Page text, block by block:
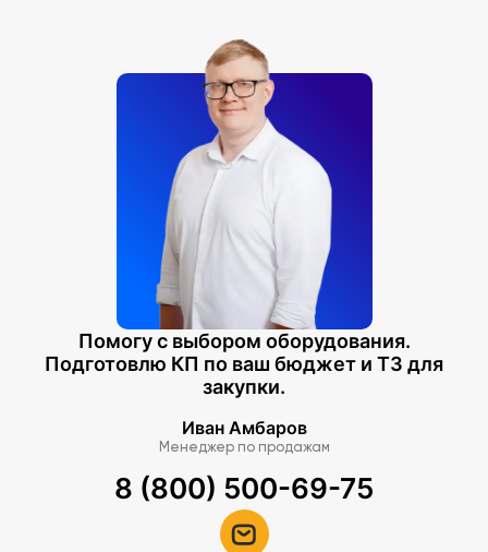
Помогу с выбором оборудования.
Подготовлю КП по ваш бюджет и ТЗ для
закупки.
Иван Амбаров
Менеджер по продажам
8 (800) 500-69-75